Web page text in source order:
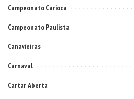
Campeonato Carioca
Campeonato Paulista
Canavieiras
Carnaval
Cartar Aberta